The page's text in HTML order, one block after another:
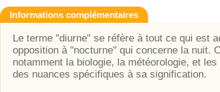
Informations complémentaires
Le terme "diurne" se réfère à tout ce qui est
opposition à "nocturne" qui concerne la nuit.
notamment la biologie, la météorologie, et
des nuances spécifiques à sa signification.